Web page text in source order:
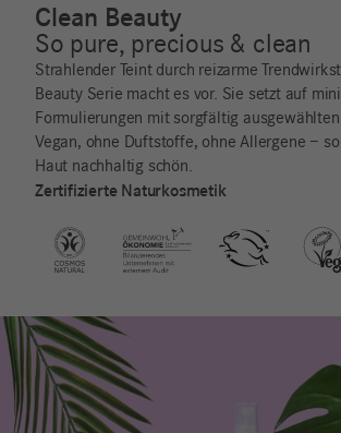
Clean Beauty
So pure, precious & clean
Strahlender Teint durch reizarme
Beauty Serie macht es vor. Sie setzt auf
Formulierungen mit sorgfältig
Vegan, ohne Duftstoffe, ohne Allergene –
Haut nachhaltig schön.
Zertifizierte Naturkosmetik